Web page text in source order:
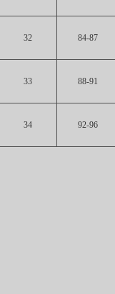
32 84-87
33 88-91
34 92-96